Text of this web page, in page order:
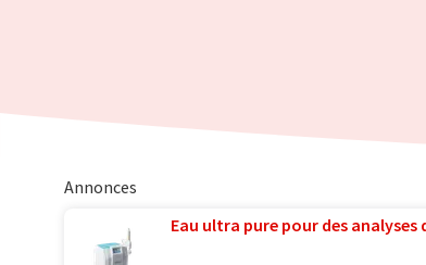
Annonces
Eau ultra pure pour des